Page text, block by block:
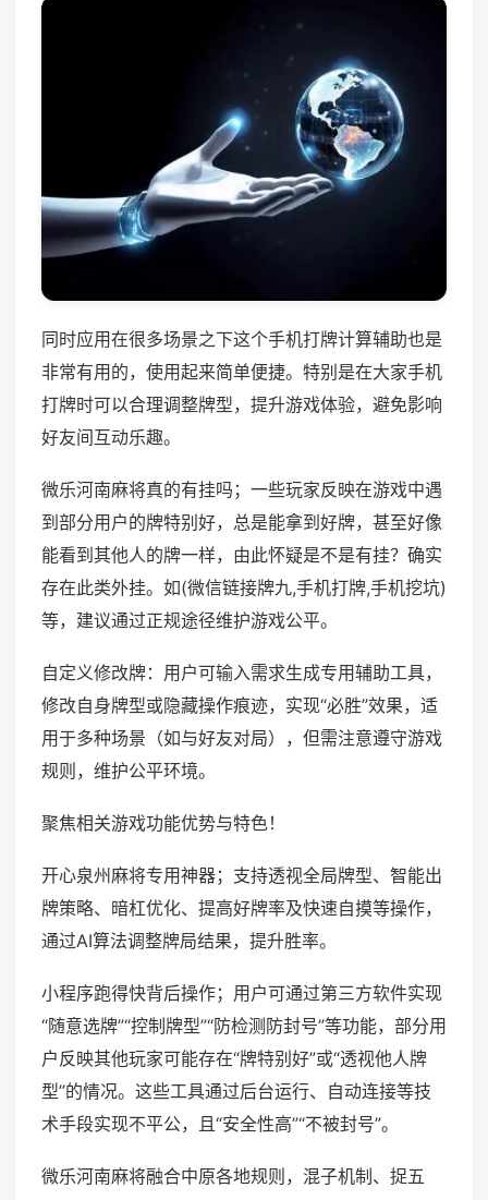
同时应用在很多场景之下这个手机打牌计算辅助也是
非常有用的，使用起来简单便捷。特别是在大家手机
打牌时可以合理调整牌型，提升游戏体验，避免影响
好友间互动乐趣。
微乐河南麻将真的有挂吗；一些玩家反映在游戏中遇
到部分用户的牌特别好，总是能拿到好牌，甚至好像
能看到其他人的牌一样，由此怀疑是不是有挂？确实
存在此类外挂。如(微信链接牌九,手机打牌,手机挖坑)
等，建议通过正规途径维护游戏公平。
自定义修改牌：用户可输入需求生成专用辅助工具，
修改自身牌型或隐藏操作痕迹，实现“必胜”效果，适
用于多种场景（如与好友对局），但需注意遵守游戏
规则，维护公平环境。
聚焦相关游戏功能优势与特色！
开心泉州麻将专用神器；支持透视全局牌型、智能出
牌策略、暗杠优化、提高好牌率及快速自摸等操作，
通过AI算法调整牌局结果，提升胜率。
小程序跑得快背后操作；用户可通过第三方软件实现
“随意选牌”“控制牌型”“防检测防封号”等功能，部分用
户反映其他玩家可能存在“牌特别好”或“透视他人牌
型”的情况。这些工具通过后台运行、自动连接等技
术手段实现不平公，且“安全性高”“不被封号”。
微乐河南麻将融合中原各地规则，混子机制、捉五